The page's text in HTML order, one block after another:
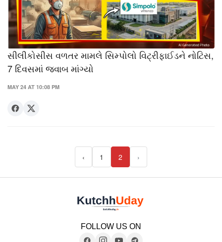
સીલીકોસીસ વળતર મામલે સિમ્પોલો વિટ્રીફાઈડને નોટિસ,
7 દિવસમાં જવાબ માંગ્યો
MAY 24 AT 10:08 PM
‹ 1 2 ›
FOLLOW US ON